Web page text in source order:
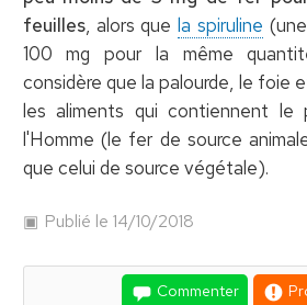
feuilles, alors quela spiruline
100 mg pour la même
considère que la palourde, le foie
les aliments qui contiennent
l'Homme (le fer de source
que celui de source végétale).
Publié le 14/10/2018
Commenter